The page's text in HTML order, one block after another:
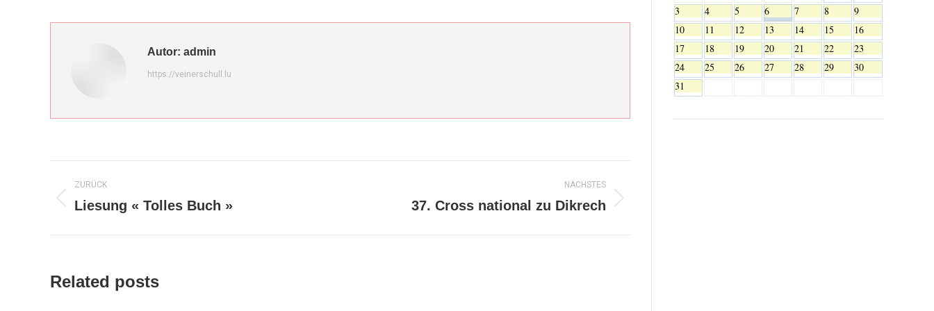
Autor: admin
https://veinerschull.lu
Kommentarnavigation
ZURÜCK
Vorheriger
Liesung « Tolles Buch »
NÄCHSTES
37. Cross national zu Dikrech
Related posts
3
4 5 6 7 8
9
10
11 12 13 14 15
16
17
18 19 20 21 22
23
24
25 26 27 28 29
30
31